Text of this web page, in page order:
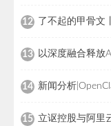
12 了不起的甲骨文丨AI智
13 以深度融合释放
14 新闻分析
15 立讴控股与阿里